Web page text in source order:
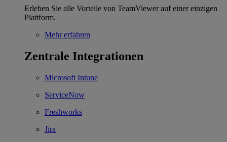
Erleben Sie alle Vorteile von TeamViewer auf einer einzigen
Plattform.
Mehr erfahren
Zentrale Integrationen
Microsoft Intune
ServiceNow
Freshworks
Jira